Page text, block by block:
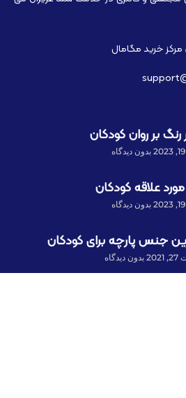
مرکز خرید مگامال
رنگ بر روان کودکان
بدون دیدگاه
علاقه کودکان
بدون دیدگاه
جنس پارچه برای کودکان
بدون دیدگاه